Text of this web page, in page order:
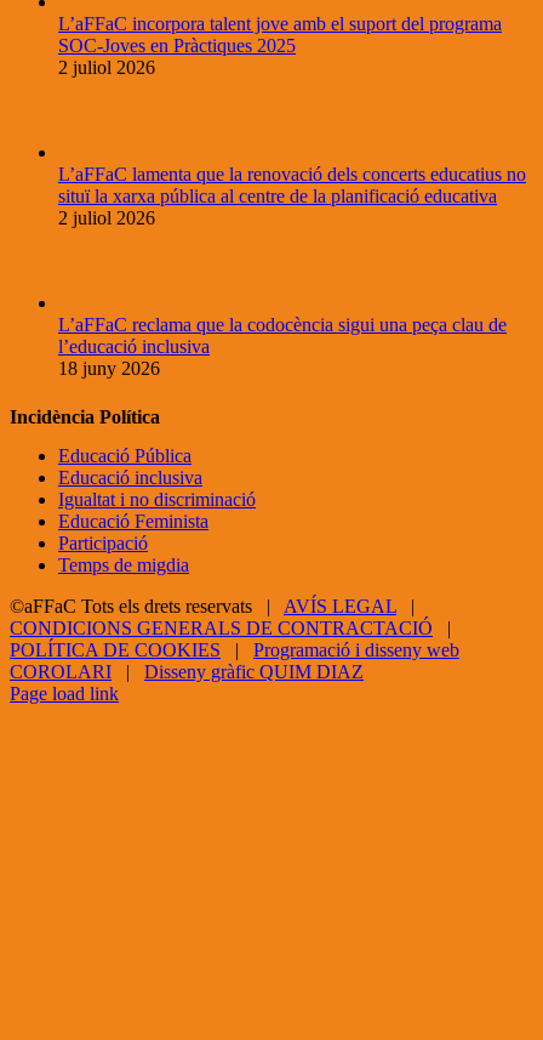
L’aFFaC incorpora talent jove amb el suport del programa
SOC-Joves en Pràctiques 2025
2 juliol 2026
L’aFFaC lamenta que la renovació dels concerts educatius no
situï la xarxa pública al centre de la planificació educativa
2 juliol 2026
L’aFFaC reclama que la codocència sigui una peça clau de
l’educació inclusiva
18 juny 2026
Incidència Política
Educació Pública
Educació inclusiva
Igualtat i no discriminació
Educació Feminista
Participació
Temps de migdia
©aFFaC Tots els drets reservats | AVÍS LEGAL |
CONDICIONS GENERALS DE CONTRACTACIÓ |
POLÍTICA DE COOKIES | Programació i disseny web
COROLARI | Disseny gràfic QUIM DIAZ
Facebook
X
YouTube
Page load link